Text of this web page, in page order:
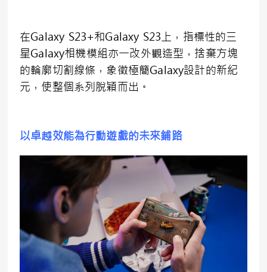
在Galaxy S23+和Galaxy S23上，指標性的三
星Galaxy相機模組亦一改外觀造型，捨棄方塊
的輪廓切割線條，象徵極簡Galaxy設計的新紀
元，使整個系列脫穎而出。
以卓越效能為行動遊戲的未來鋪路